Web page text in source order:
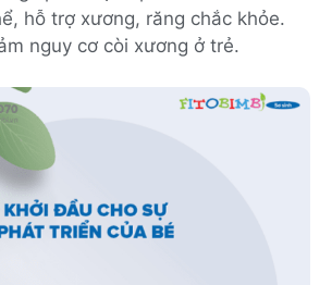
hỗ trợ xương, răng chắc khỏe.
nguy cơ còi xương ở trẻ.